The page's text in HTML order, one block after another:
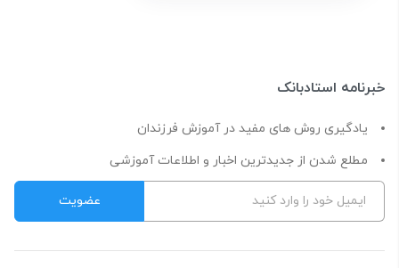
خبرنامه استادبانک
یادگیری روش های مفید در آموزش فرزندان
مطلع شدن از جدیدترین اخبار و اطلاعات آموزشی